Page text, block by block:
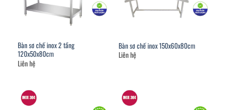
Bàn sơ chế inox 2 tầng
120x50x80cm
Liên hệ
Bàn sơ chế inox 150x60x80cm
Liên hệ